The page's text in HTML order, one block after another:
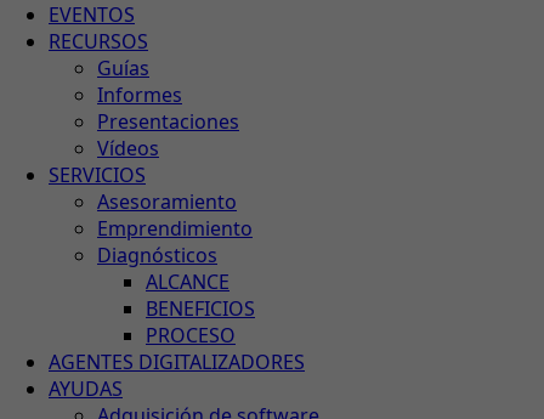
EVENTOS
RECURSOS
Guías
Informes
Presentaciones
Vídeos
SERVICIOS
Asesoramiento
Emprendimiento
Diagnósticos
ALCANCE
BENEFICIOS
PROCESO
AGENTES DIGITALIZADORES
AYUDAS